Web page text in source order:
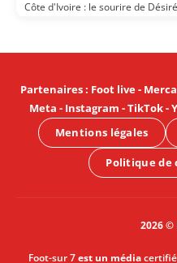
Côte d'Ivoire : le sourire de
Partenaires: Foot live-
Meta - Instagram -TikTok-
Mentions légales
Politique
2026 ©
Foot-sur 7est un médiacertifié